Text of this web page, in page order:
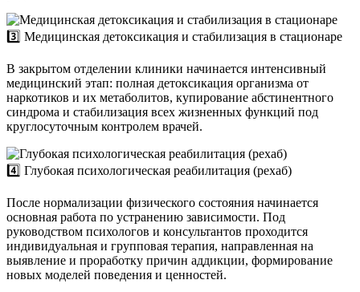
3️⃣ Медицинская детоксикация и стабилизация в стационаре
В закрытом отделении клиники начинается интенсивный
медицинский этап: полная детоксикация организма от
наркотиков и их метаболитов, купирование абстинентного
синдрома и стабилизация всех жизненных функций под
круглосуточным контролем врачей.
4️⃣ Глубокая психологическая реабилитация (рехаб)
После нормализации физического состояния начинается
основная работа по устранению зависимости. Под
руководством психологов и консультантов проходится
индивидуальная и групповая терапия, направленная на
выявление и проработку причин аддикции, формирование
новых моделей поведения и ценностей.